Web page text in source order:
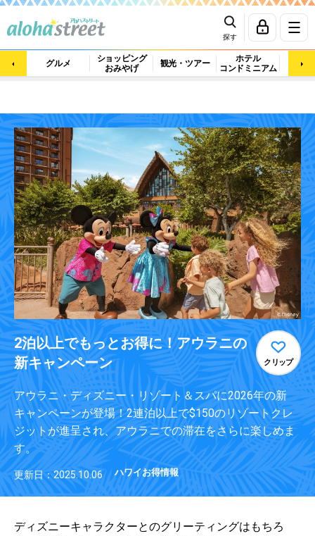
探す
グルメ
ショッピング
おみやげ
観光・ツアー
ホテル
コンドミニアム
マッ
2泊以上でもっとお得に！アウラニの
新キャンペーン
クリップ
アウラニ・ディズニー・リゾート＆スパに2026年の新
キャンペーンが登場！2連泊以上で$150のリゾートクレ
ジットが進呈され、アウラニでの滞在をさらに楽しめま
す。
更新日：2025.10.06 ハワイお得情報
ディズニーキャラクターとのグリーティングはもちろ